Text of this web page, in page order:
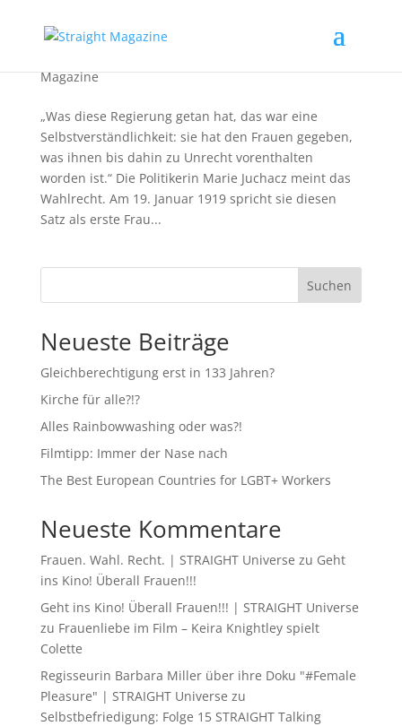
Magazine
„Was diese Regierung getan hat, das war eine
Selbstverständlichkeit: sie hat den Frauen gegeben,
was ihnen bis dahin zu Unrecht vorenthalten
worden ist.“ Die Politikerin Marie Juchacz meint das
Wahlrecht. Am 19. Januar 1919 spricht sie diesen
Satz als erste Frau...
Suchen
Neueste Beiträge
Gleichberechtigung erst in 133 Jahren?
Kirche für alle?!?
Alles Rainbowwashing oder was?!
Filmtipp: Immer der Nase nach
The Best European Countries for LGBT+ Workers
Neueste Kommentare
Frauen. Wahl. Recht. | STRAIGHT Universe zu Geht
ins Kino! Überall Frauen!!!
Geht ins Kino! Überall Frauen!!! | STRAIGHT Universe
zu Frauenliebe im Film – Keira Knightley spielt
Colette
Regisseurin Barbara Miller über ihre Doku "#Female
Pleasure" | STRAIGHT Universe zu
Selbstbefriedigung: Folge 15 STRAIGHT Talking